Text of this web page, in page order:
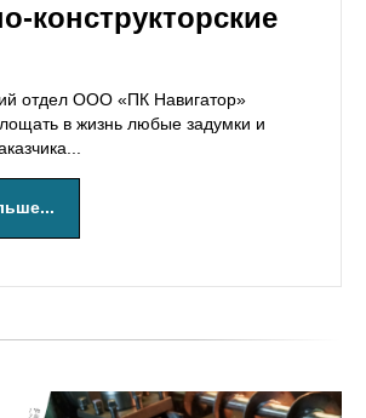
конструкторские
отдел ООО «ПК Навигатор»
в жизнь любые задумки и